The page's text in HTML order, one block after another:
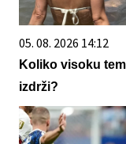
05. 08. 2026 14:12
Koliko visoku
izdrži?